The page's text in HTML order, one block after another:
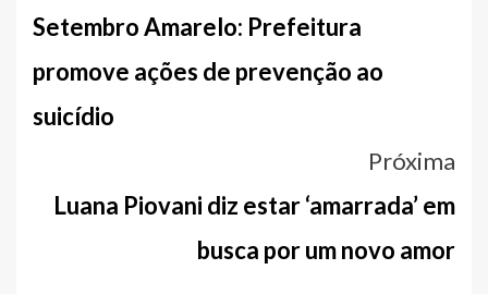
entre
notícias
Setembro Amarelo: Prefeitura
promove ações de prevenção ao
suicídio
Próxima
Luana Piovani diz estar ‘amarrada’ em
busca por um novo amor